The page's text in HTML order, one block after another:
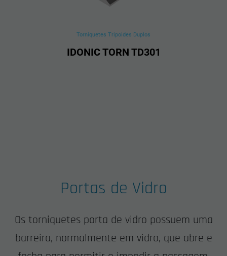
Torniquetes Tripoides Duplos
IDONIC TORN TD301
Portas de Vidro
Os torniquetes porta de vidro possuem uma
barreira, normalmente em vidro, que abre e